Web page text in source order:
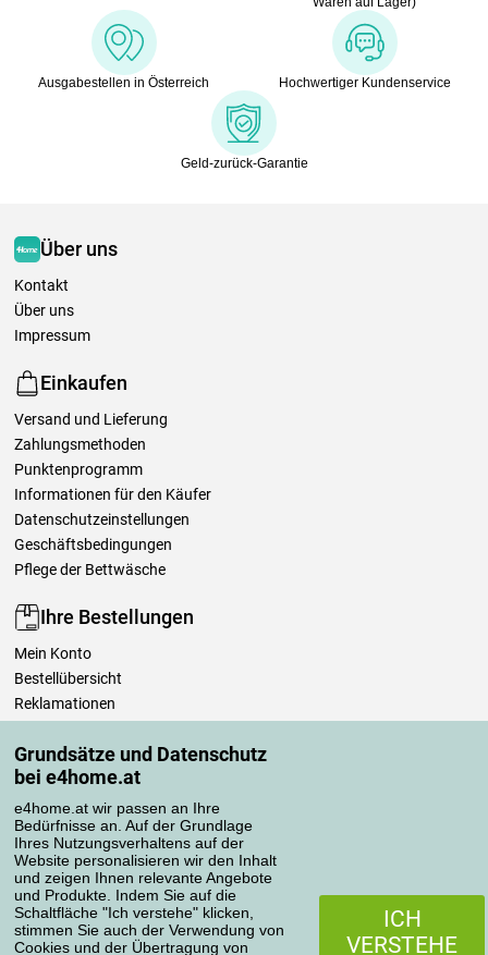
Grundsätze und Datenschutz
bei e4home.at
e4home.at wir passen an Ihre
Bedürfnisse an. Auf der Grundlage
Ihres Nutzungsverhaltens auf der
Website personalisieren wir den Inhalt
und zeigen Ihnen relevante Angebote
und Produkte. Indem Sie auf die
Schaltfläche "Ich verstehe" klicken,
stimmen Sie auch der Verwendung von
Cookies und der Übertragung von
ICH
VERSTEHE
Ausgabestellen in Österreich Hochwertiger Kundenservice
Geld-zurück-Garantie
Über uns
Kontakt
Über uns
Impressum
Einkaufen
Versand und Lieferung
Zahlungsmethoden
Punktenprogramm
Informationen für den Käufer
Datenschutzeinstellungen
Geschäftsbedingungen
Pflege der Bettwäsche
Ihre Bestellungen
Mein Konto
Bestellübersicht
Reklamationen
Einfach mehr wissen
Richtlinien zur Verarbeitung von Bewertungen
Transportarten
Zahlungsmethoden